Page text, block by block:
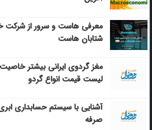
معرفی هاست و سرور از شرکت
شتابان هاست
مغز گردوی ایرانی بیشتر
لیست قیمت انواع گردو
آشنایی با سیستم حسابداری
صرفه